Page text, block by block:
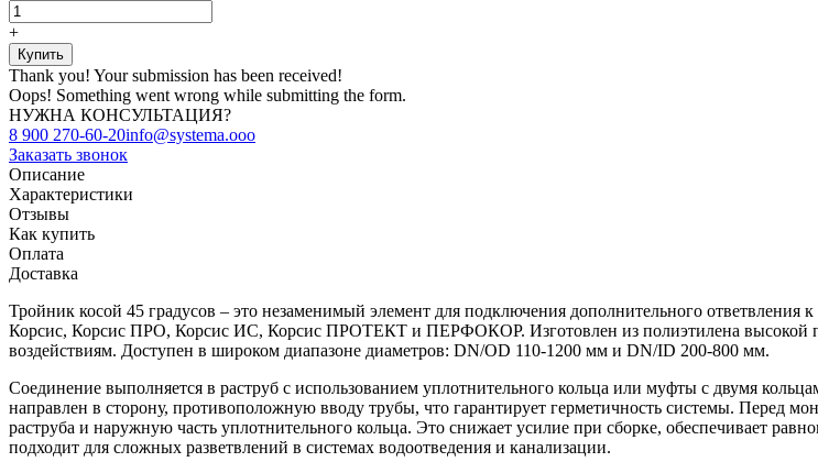
+
Thank you! Your submission has been received!
Oops! Something went wrong while submitting the form.
НУЖНА КОНСУЛЬТАЦИЯ?
8 900 270-60-20info@systema.ooo
Заказать звонок
Описание
Характеристики
Отзывы
Как купить
Оплата
Доставка
Тройник косой 45 градусов – это незаменимый элемент для подключения дополнительного
Корсис, Корсис ПРО, Корсис ИС, Корсис ПРОТЕКТ и ПЕРФОКОР. Изготовлен из полиэтилена высокой
воздействиям. Доступен в широком диапазоне диаметров: DN/OD 110-1200 мм и DN/ID 200-800 мм.
Соединение выполняется в раструб с использованием уплотнительного кольца или муфты с двумя
направлен в сторону, противоположную вводу трубы, что гарантирует герметичность системы. Перед
раструба и наружную часть уплотнительного кольца. Это снижает усилие при сборке, обеспечивает
подходит для сложных разветвлений в системах водоотведения и канализации.